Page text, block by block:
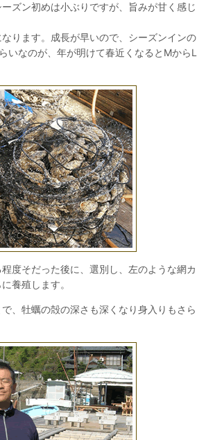
ズン初めは小ぶりですが、旨みが甘く感じ
ります。成長が早いので、シーズンインの
いなのが、年が明けて春近くなるとMからL
度そだった後に、選別し、左のような網カ
養殖します。
、牡蠣の殻の深さも深くなり身入りもさら